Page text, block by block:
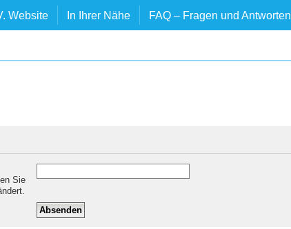
Website In Ihrer Nähe FAQ – Fragen und Antworten
Sie